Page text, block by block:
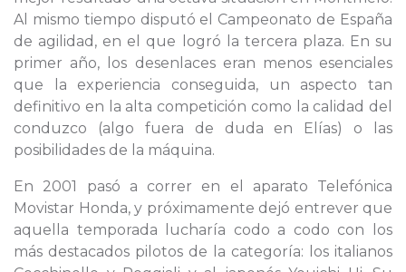
Al mismo tiempo disputó el Campeonato de España
de agilidad, en el que logró la tercera plaza. En su
primer año, los desenlaces eran menos esenciales
que la experiencia conseguida, un aspecto tan
definitivo en la alta competición como la calidad del
conduzco (algo fuera de duda en Elías) o las
posibilidades de la máquina.
En 2001 pasó a correr en el aparato Telefónica
Movistar Honda, y próximamente dejó entrever que
aquella temporada lucharía codo a codo con los
más destacados pilotos de la categoría: los italianos